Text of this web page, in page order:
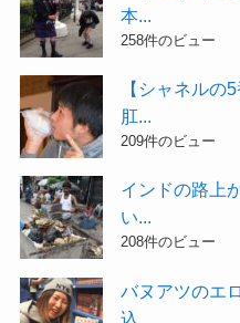
本...
258件のビュー
【シャネルの
肛...
209件のビュー
インドの路上
い...
208件のビュー
バヌアツのエ
込...